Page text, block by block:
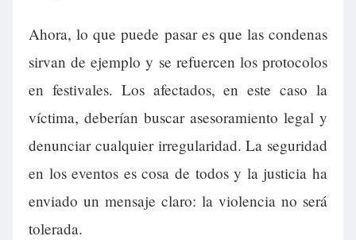
Ahora, lo que puede pasar es que las condenas
sirvan de ejemplo y se refuercen los protocolos
en festivales. Los afectados, en este caso la
víctima, deberían buscar asesoramiento legal y
denunciar cualquier irregularidad. La seguridad
en los eventos es cosa de todos y la justicia ha
enviado un mensaje claro: la violencia no será
tolerada.